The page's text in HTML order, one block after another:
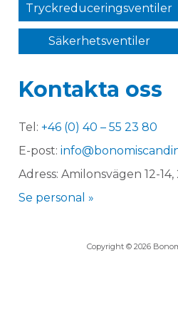
Tryckreduceringsventiler
Säkerhetsventiler
Kontakta oss
Tel: +46 (0) 40 – 55 23 80
E-post:
Adress: Amilonsvägen 12-14,
Se personal »
Copyright © 2026